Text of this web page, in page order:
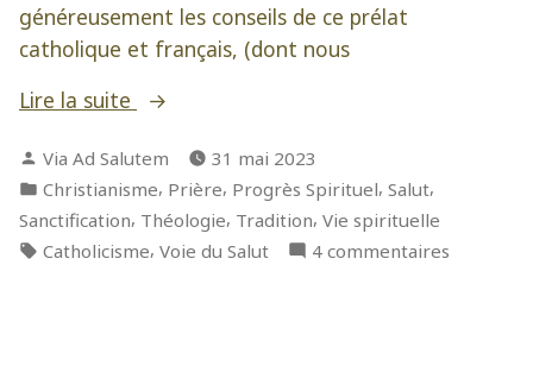
généreusement les conseils de ce prélat
catholique et français, (dont nous
Lire la suite
« Honorer
Sacré-
Cœur »
Publié
par
Via Ad Salutem
31 mai 2023
Publié
dans
Christianisme, Prière, Progrès Spirituel, Salut,
Sanctification, Théologie, Tradition, Vie spirituelle
Étiquettes :
Catholicisme, Voie du Salut 4 commentaires